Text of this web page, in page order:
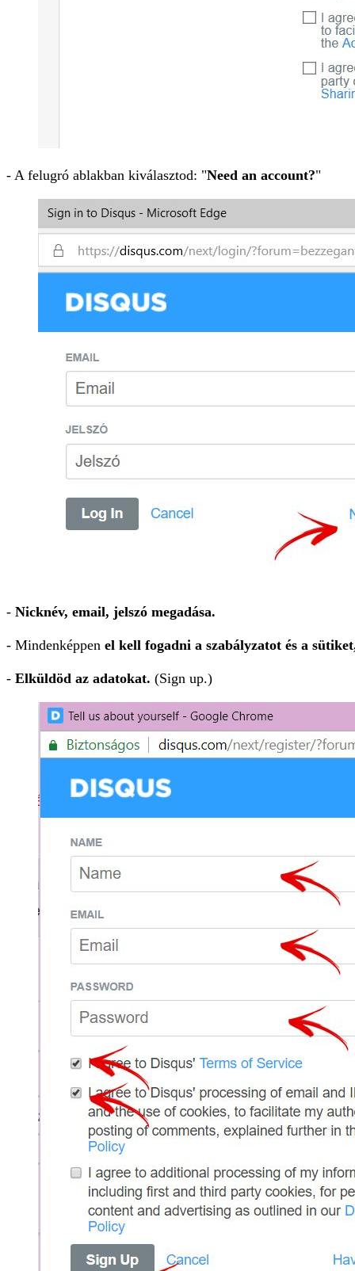
- A felugró ablakban kiválasztod: "Need an account?"
- Nicknév, email, jelszó megadása.
- Mindenképpen el kell fogadni a szabályzatot és a
- Elküldöd az adatokat. (Sign up.)